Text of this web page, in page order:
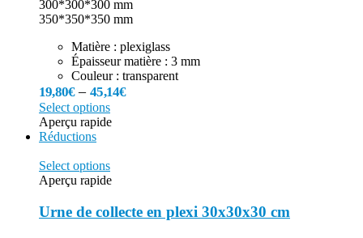
300*300*300 mm
350*350*350 mm
Matière : plexiglass
Épaisseur matière : 3 mm
Couleur : transparent
19,80€–45,14€
Select options
Aperçu rapide
Réductions
Select options
Aperçu rapide
Urne de collecte en plexi 30x30x30 cm